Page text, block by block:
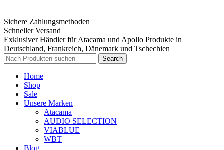
Sichere Zahlungsmethoden
Schneller Versand
Exklusiver Händler für Atacama und Apollo Produkte in
Deutschland, Frankreich, Dänemark und Tschechien
Search
Home
Shop
Sale
Unsere Marken
Atacama
AUDIO SELECTION
VIABLUE
WBT
Blog